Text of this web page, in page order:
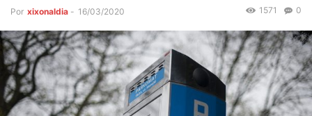
Por xixonaldia - 16/03/2020 0
1571